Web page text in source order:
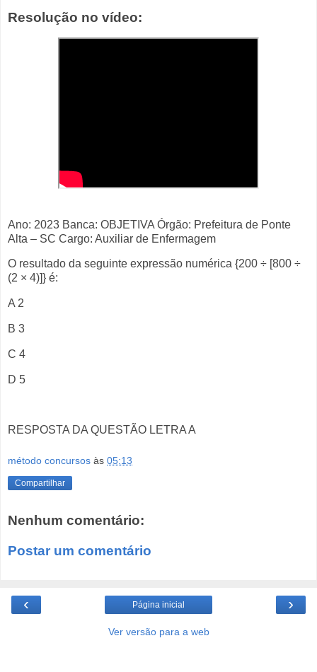
Resolução no vídeo:
Ano: 2023 Banca: OBJETIVA Órgão: Prefeitura de Ponte
Alta – SC Cargo: Auxiliar de Enfermagem
O resultado da seguinte expressão numérica {200 ÷ [800 ÷
(2 × 4)]} é:
A 2
B 3
C 4
D 5
RESPOSTA DA QUESTÃO LETRA A
método concursos às 05:13
Compartilhar
Nenhum comentário:
Postar um comentário
‹ ›
Página inicial
Ver versão para a web